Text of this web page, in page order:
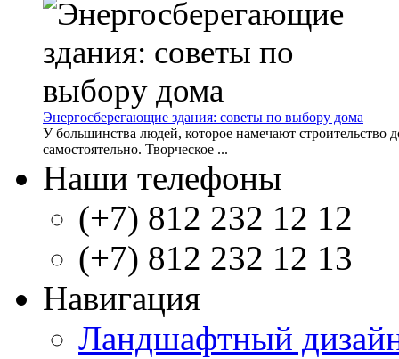
Энергосберегающие здания: советы по выбору дома
У большинства людей, которое намечают строительство
самостоятельно. Творческое ...
Наши телефоны
(+7) 812 232 12 12
(+7) 812 232 12 13
Навигация
Ландшафтный